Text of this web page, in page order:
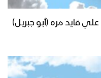
علي قايد مره (أبو جبريل)